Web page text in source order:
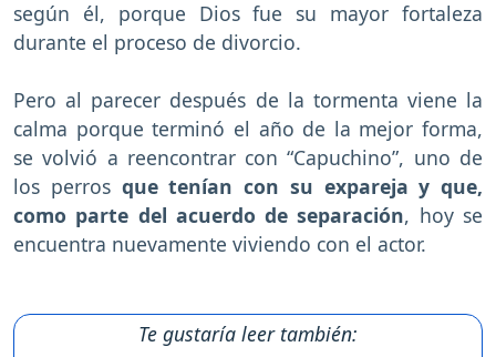
según él, porque Dios fue su mayor fortaleza
durante el proceso de divorcio.
Pero al parecer después de la tormenta viene la
calma porque terminó el año de la mejor forma,
se volvió a reencontrar con “Capuchino”, uno de
los perros que tenían con su expareja y que,
como parte del acuerdo de separación, hoy se
encuentra nuevamente viviendo con el actor.
Te gustaría leer también: